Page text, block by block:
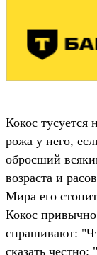
Кокос тусуется
рожа у него,
обросший
возраста и
Мира его
Кокос
спрашивают:
сказать